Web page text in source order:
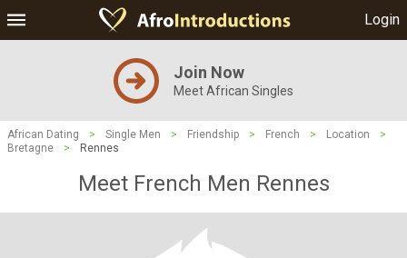
Login
Join Now
Meet African Singles
African Dating > Single Men > Friendship > French > Location
>
Bretagne
> Rennes
Meet French Men Rennes